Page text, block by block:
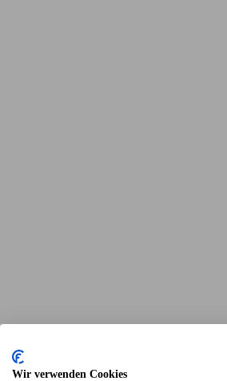
Wir verwenden Cookies